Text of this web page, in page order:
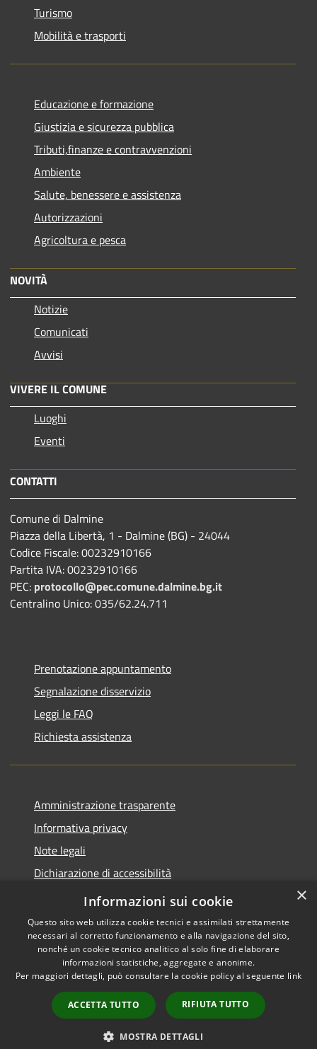
Turismo
Mobilità e trasporti
Educazione e formazione
Giustizia e sicurezza pubblica
Tributi,finanze e contravvenzioni
Ambiente
Salute, benessere e assistenza
Autorizzazioni
Agricoltura e pesca
NOVITÀ
Notizie
Comunicati
Avvisi
VIVERE IL COMUNE
Luoghi
Eventi
CONTATTI
Comune di Dalmine
Piazza della Libertà, 1 - Dalmine (BG) - 24044
Codice Fiscale: 00232910166
Partita IVA: 00232910166
PEC: protocollo@pec.comune.dalmine.bg.it
Centralino Unico: 035/62.24.711
Prenotazione appuntamento
Segnalazione disservizio
Leggi le FAQ
Richiesta assistenza
Amministrazione trasparente
Informativa privacy
Note legali
Dichiarazione di accessibilità
Piano di miglioramento del sito
Accessibilità
Copyright © 2026 • Comune di
Dalmine • Powered by
Municipium•
Accesso
redazione
×
Informazioni sui cookie
Questo sito web utilizza cookie tecnici e assimilati strettamente
necessari al corretto funzionamento e alla navigazione del sito,
nonché un cookie tecnico analitico al solo fine di elaborare
informazioni statistiche, aggregate e anonime.
Per maggiori dettagli, può consultare la cookie policy al seguente link
ACCETTA TUTTO RIFIUTA TUTTO
MOSTRA DETTAGLI